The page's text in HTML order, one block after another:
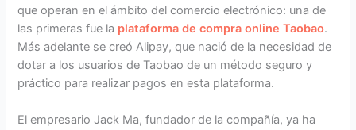
que operan en el ámbito del comercio electrónico: una de
las primeras fue la plataforma de compra online Taobao.
Más adelante se creó Alipay, que nació de la necesidad de
dotar a los usuarios de Taobao de un método seguro y
práctico para realizar pagos en esta plataforma.
El empresario Jack Ma, fundador de la compañía, ya ha